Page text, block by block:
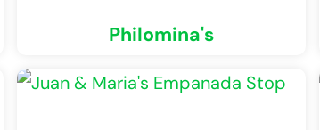
Philomina's